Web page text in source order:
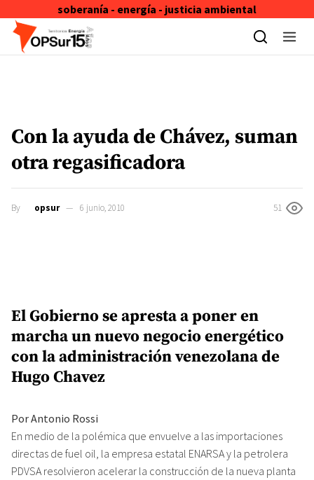
soberanía - energía - justicia ambiental
Skip to content
Con la ayuda de Chávez, suman
otra regasificadora
By opsur 6 junio, 2010 51
El Gobierno se apresta a poner en
marcha un nuevo negocio energético
con la administración venezolana de
Hugo Chavez
Por Antonio Rossi
En medio de la polémica que envuelve a las importaciones
directas de fuel oil, la empresa estatal ENARSA y la petrolera
PDVSA resolvieron acelerar la construcción de la nueva planta